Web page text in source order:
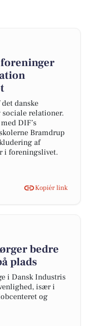
danske
relationer.
DIF’s
Bramdrup
af
i foreningslivet.
Kopiér link
bedre
plads
i Dansk Industris
især i
og